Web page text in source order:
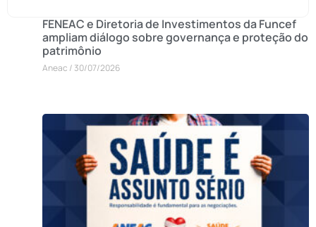
FENEAC e Diretoria de Investimentos da Funcef
ampliam diálogo sobre governança e proteção do
patrimônio
Aneac 30/07/2026